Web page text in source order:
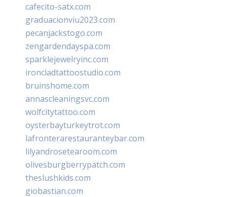
cafecito-satx.com
graduacionviu2023.com
pecanjackstogo.com
zengardendayspa.com
sparklejewelryinc.com
ironcladtattoostudio.com
bruinshome.com
annascleaningsvc.com
wolfcitytattoo.com
oysterbayturkeytrot.com
lafronterarestauranteybar.com
lilyandrosetearoom.com
olivesburgberrypatch.com
theslushkids.com
giobastian.com